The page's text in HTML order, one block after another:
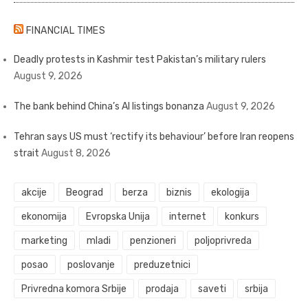
FINANCIAL TIMES
Deadly protests in Kashmir test Pakistan’s military rulers
August 9, 2026
The bank behind China’s AI listings bonanza August 9, 2026
Tehran says US must ‘rectify its behaviour’ before Iran reopens
strait August 8, 2026
akcije Beograd berza biznis ekologija
ekonomija Evropska Unija internet konkurs
marketing mladi penzioneri poljoprivreda
posao poslovanje preduzetnici
Privredna komora Srbije prodaja saveti srbija